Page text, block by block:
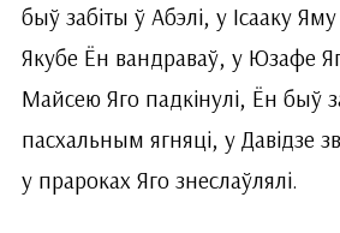
быў забіты ў Абэлі, у Ісааку Яму
Якубе Ён вандраваў, у Юзафе
Майсею Яго падкінулі, Ён быў
пасхальным ягняці, у Давідзе
у прароках Яго знеслаўлялі.